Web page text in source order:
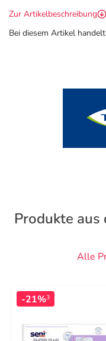
Zur Artikelbeschreibung
Bei diesem Artikel
Produkte
Alle
-21%3